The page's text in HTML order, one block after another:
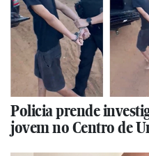
Policia prende
jovem no Centro de